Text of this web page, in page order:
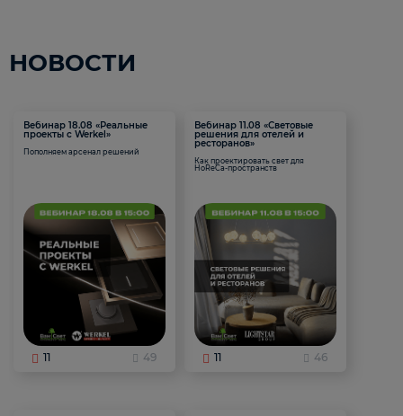
НОВОСТИ
Вебинар 18.08 «Реальные
проекты с Werkel»
Пополняем арсенал решений
11 49
Вебинар 11.08 «Световые
решения для отелей и
ресторанов»
Как проектировать свет для
HoReCa-пространств
11 46